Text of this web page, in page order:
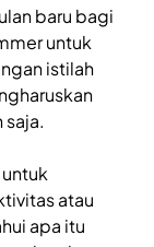
baru bagi
untuk
istilah
atau
apa itu